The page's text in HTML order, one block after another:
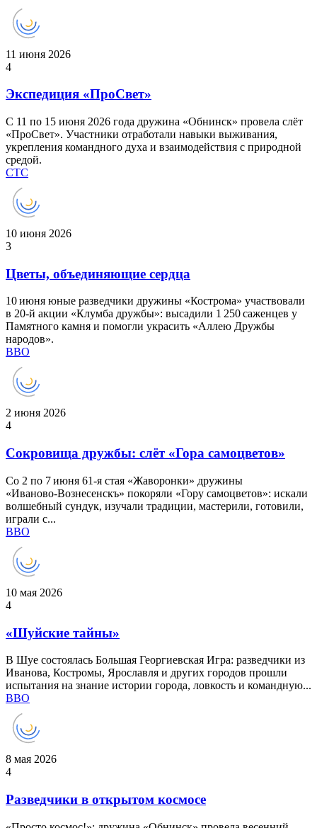
11 июня 2026
4
Экспедиция «ПроСвет»
С 11 по 15 июня 2026 года дружина «Обнинск» провела слёт
«ПроСвет». Участники отработали навыки выживания,
укрепления командного духа и взаимодействия с природной
средой.
СТС
10 июня 2026
3
Цветы, объединяющие сердца
10 июня юные разведчики дружины «Кострома» участвовали
в 20‑й акции «Клумба дружбы»: высадили 1 250 саженцев у
Памятного камня и помогли украсить «Аллею Дружбы
народов».
ВВО
2 июня 2026
4
Сокровища дружбы: слёт «Гора самоцветов»
Со 2 по 7 июня 61‑я стая «Жаворонки» дружины
«Иваново‑Вознесенскъ» покоряли «Гору самоцветов»: искали
волшебный сундук, изучали традиции, мастерили, готовили,
играли с...
ВВО
10 мая 2026
4
«Шуйские тайны»
В Шуе состоялась Большая Георгиевская Игра: разведчики из
Иванова, Костромы, Ярославля и других городов прошли
испытания на знание истории города, ловкость и командную...
ВВО
8 мая 2026
4
Разведчики в открытом космосе